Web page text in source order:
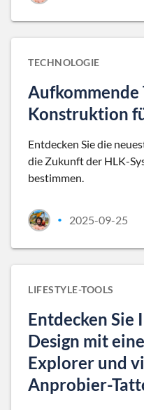
TECHNOLOGIE
Aufkommende
Konstruktion
Entdecken Sie die
die Zukunft der HLK-
bestimmen.
• 2025-09-25
LIFESTYLE-TOOLS
Entdecken Sie
Design mit
Explorer und
Anprobier-